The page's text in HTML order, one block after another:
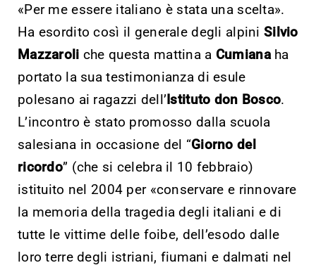
«Per me essere italiano è stata una scelta».
Ha esordito così il generale degli alpini Silvio
Mazzaroli che questa mattina a Cumianaha
portato la sua testimonianza di esule
polesano ai ragazzi dell’Istituto don Bosco.
L’incontro è stato promosso dalla scuola
salesiana in occasione del “Giorno del
ricordo” (che si celebra il 10 febbraio)
istituito nel 2004 per «conservare e rinnovare
la memoria della tragedia degli italiani e di
tutte le vittime delle foibe, dell’esodo dalle
loro terre degli istriani, fiumani e dalmati nel